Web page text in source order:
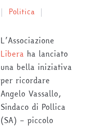
Politica
L’Associazione
Libera ha lanciato
una bella iniziativa
per ricordare
Angelo Vassallo,
Sindaco di Pollica
(SA) – piccolo